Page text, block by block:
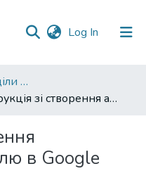
Log In (current)
009. Наукові підрозділи НаУКМА
Інструкція зі створення авторського профілю в Google Scholar
в Google